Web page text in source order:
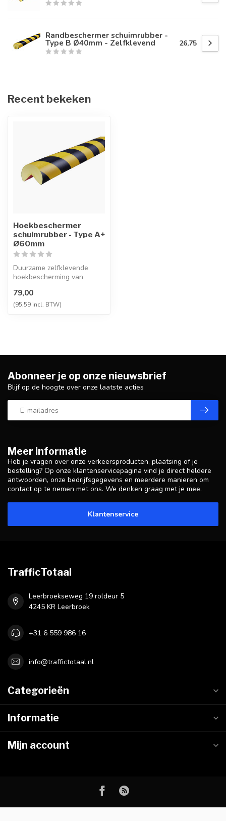
Randbeschermer schuimrubber -
Type B Ø40mm - Zelfklevend 26,75
Recent bekeken
Hoekbeschermer
schuimrubber - Type A+
Ø60mm
Duurzame zelfklevende
hoekbescherming van
slijtbestendig en ...
79,00
(95,59 incl. BTW)
Meer informatie
Heb je vragen over onze verkeersproducten, plaatsing of je
bestelling? Op onze klantenservicepagina vind je direct heldere
antwoorden, onze bedrijfsgegevens en meerdere manieren om
contact op te nemen met ons. We denken graag met je mee.
Klantenservice
Abonneer je op onze nieuwsbrief
Blijf op de hoogte over onze laatste acties
TrafficTotaal
Leerbroekseweg 19 roldeur 5
4245 KR Leerbroek
+31 6 559 986 16
info@traffictotaal.nl
Categorieën
Informatie
Mijn account